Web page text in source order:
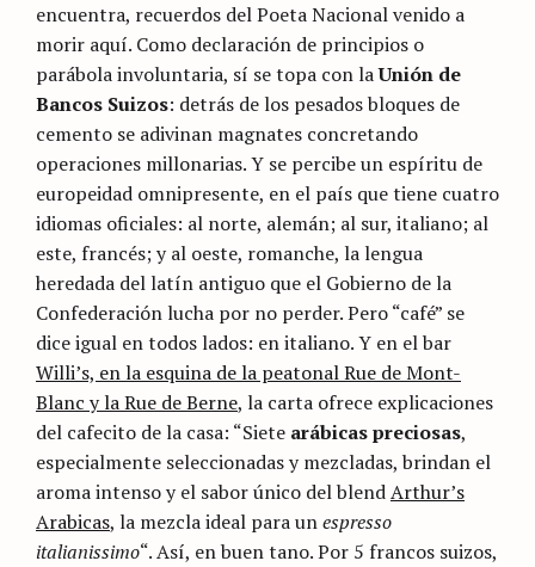
encuentra, recuerdos del Poeta Nacional venido a
morir aquí. Como declaración de principios o
parábola involuntaria, sí se topa con laUnión de
Bancos Suizos: detrás de los pesados bloques de
cemento se adivinan magnates concretando
operaciones millonarias. Y se percibe un espíritu de
europeidad omnipresente, en el país que tiene cuatro
idiomas oficiales: al norte, alemán; al sur, italiano; al
este, francés; y al oeste, romanche, la lengua
heredada del latín antiguo que el Gobierno de la
Confederación lucha por no perder. Pero “café” se
dice igual en todos lados: en italiano. Y en el bar
Willi’s, en la esquina de la peatonal Rue de Mont-
Blanc y la Rue de Berne, la carta ofrece explicaciones
del cafecito de la casa: “Siete arábicas preciosas,
especialmente seleccionadas y mezcladas, brindan el
aroma intenso y el sabor único del blendArthur’s
Arabicas, la mezcla ideal para unespresso
italianissimo“. Así, en buen tano. Por 5 francos suizos,